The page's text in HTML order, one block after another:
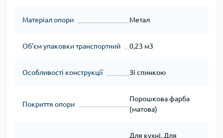
Матеріал опори Метал
Об'єм упаковки транспортний 0,23 м3
Особливості конструкції Зі спинкою
Покриття опори
Порошкова фарба
(матова)
Для кухні, Для